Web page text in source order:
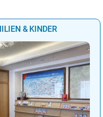
& KINDER